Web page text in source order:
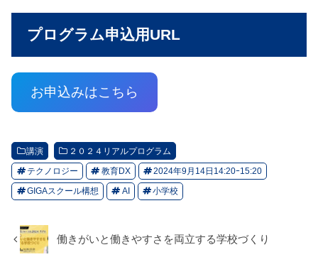
プログラム申込用URL
お申込みはこちら
講演 ２０２４リアルプログラム
テクノロジー 教育DX 2024年9月14日14:20ｰ15:20
GIGAスクール構想 AI 小学校
働きがいと働きやすさを両立する学校づくり